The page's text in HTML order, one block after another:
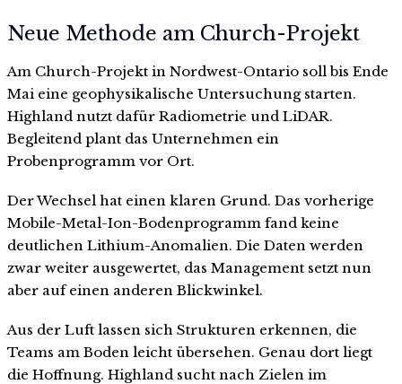
Neue Methode am Church-Projekt
Am Church-Projekt in Nordwest-Ontario soll bis Ende
Mai eine geophysikalische Untersuchung starten.
Highland nutzt dafür Radiometrie und LiDAR.
Begleitend plant das Unternehmen ein
Probenprogramm vor Ort.
Der Wechsel hat einen klaren Grund. Das vorherige
Mobile-Metal-Ion-Bodenprogramm fand keine
deutlichen Lithium-Anomalien. Die Daten werden
zwar weiter ausgewertet, das Management setzt nun
aber auf einen anderen Blickwinkel.
Aus der Luft lassen sich Strukturen erkennen, die
Teams am Boden leicht übersehen. Genau dort liegt
die Hoffnung. Highland sucht nach Zielen im